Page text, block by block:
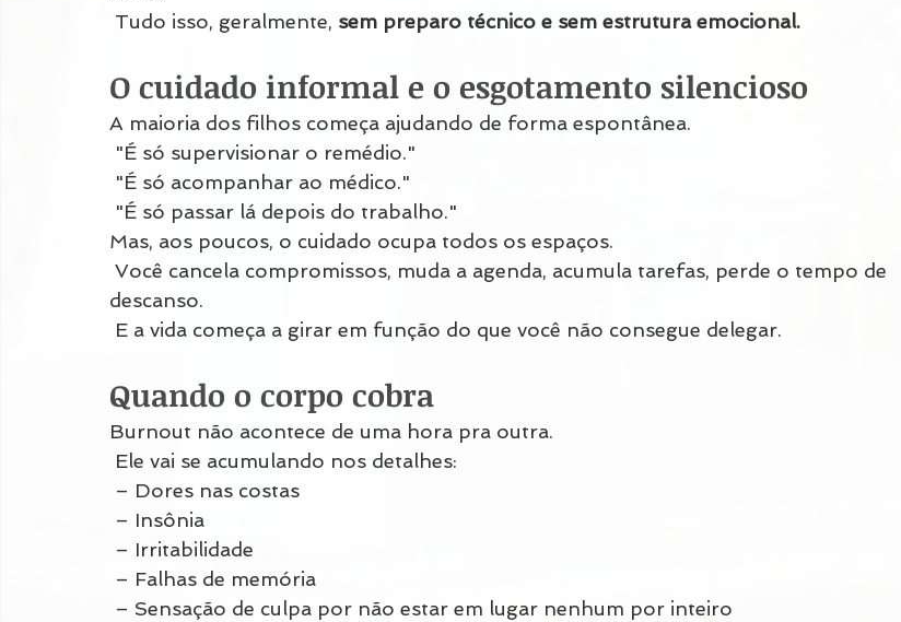
Tudo isso, geralmente, sem preparo técnico e sem estrutura emocional.
O cuidado informal e o esgotamento silencioso
A maioria dos filhos começa ajudando de forma espontânea.
"É só supervisionar o remédio."
"É só acompanhar ao médico."
"É só passar lá depois do trabalho."
Mas, aos poucos, o cuidado ocupa todos os espaços.
Você cancela compromissos, muda a agenda, acumula tarefas, perde o tempo de
descanso.
E a vida começa a girar em função do que você não consegue delegar.
Quando o corpo cobra
Burnout não acontece de uma hora pra outra.
Ele vai se acumulando nos detalhes:
– Dores nas costas
– Insônia
– Irritabilidade
– Falhas de memória
– Sensação de culpa por não estar em lugar nenhum por inteiro